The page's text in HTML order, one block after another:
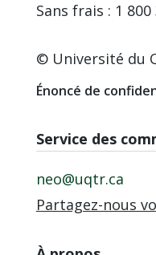
Sans frais : 1 800
© Université du
Énoncé de
Service des
neo@uqtr.ca
Partagez-nous